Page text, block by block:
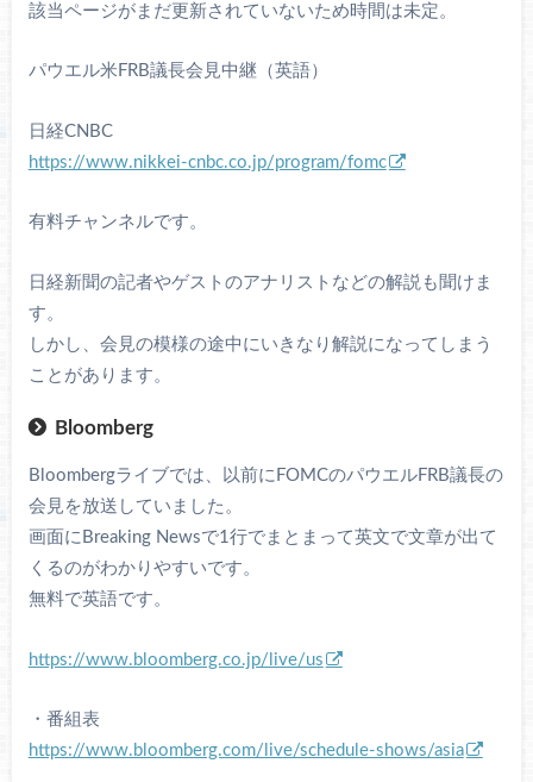
該当ページがまだ更新されていないため時間は未定。
パウエル米FRB議長会見中継（英語）
日経CNBC
https://www.nikkei-cnbc.co.jp/program/fomc
有料チャンネルです。
日経新聞の記者やゲストのアナリストなどの解説も聞けま
す。
しかし、会見の模様の途中にいきなり解説になってしまう
ことがあります。
Bloomberg
Bloombergライブでは、以前にFOMCのパウエルFRB議長の
会見を放送していました。
画面にBreaking Newsで1行でまとまって英文で文章が出て
くるのがわかりやすいです。
無料で英語です。
https://www.bloomberg.co.jp/live/us
・番組表
https://www.bloomberg.com/live/schedule-shows/asia